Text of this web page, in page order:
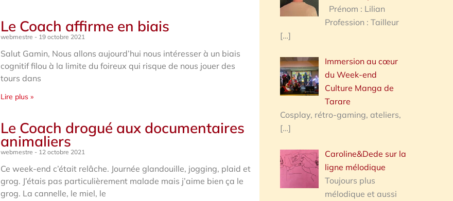
Le Coach affirme en biais
webmestre 19 octobre 2021
Salut Gamin, Nous allons aujourd’hui nous intéresser à un biais
cognitif filou à la limite du foireux qui risque de nous jouer des
tours dans
Lire plus »
Le Coach drogué aux documentaires
animaliers
webmestre 12 octobre 2021
Ce week-end c’était relâche. Journée glandouille, jogging, plaid et
grog. J’étais pas particulièrement malade mais j’aime bien ça le
grog. La cannelle, le miel, le
Prénom : Lilian
Profession : Tailleur
[…]
Immersion au cœur
du Week-end
Culture Manga de
Tarare
Cosplay, rétro-gaming, ateliers,
[…]
Caroline&Dede sur la
ligne mélodique
Toujours plus
mélodique et aussi